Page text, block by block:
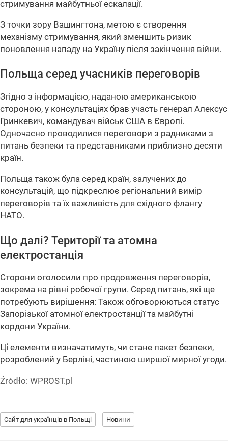
стримування майбутньої ескалації.
З точки зору Вашингтона, метою є створення
механізму стримування, який зменшить ризик
поновлення нападу на Україну після закінчення війни.
Польща серед учасників переговорів
Згідно з інформацією, наданою американською
стороною, у консультаціях брав участь генерал Алексус
Гринкевич, командувач військ США в Європі.
Одночасно проводилися переговори з радниками з
питань безпеки та представниками приблизно десяти
країн.
Польща також була серед країн, залучених до
консультацій, що підкреслює регіональний вимір
переговорів та їх важливість для східного флангу
НАТО.
Що далі? Території та атомна
електростанція
Сторони оголосили про продовження переговорів,
зокрема на рівні робочої групи. Серед питань, які ще
потребують вирішення: Також обговорюються статус
Запорізької атомної електростанції та майбутні
кордони України.
Ці елементи визначатимуть, чи стане пакет безпеки,
розроблений у Берліні, частиною ширшої мирної угоди.
Źródło: WPROST.pl
Сайт для українців в Польщі Новини